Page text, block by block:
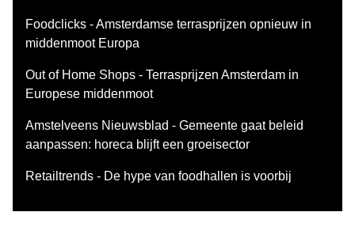
Foodclicks - Amsterdamse terrasprijzen opnieuw in
middenmoot Europa
Out of Home Shops - Terrasprijzen Amsterdam in
Europese middenmoot
Amstelveens Nieuwsblad - Gemeente gaat beleid
aanpassen: horeca blijft een groeisector
Retailtrends - De hype van foodhallen is voorbij